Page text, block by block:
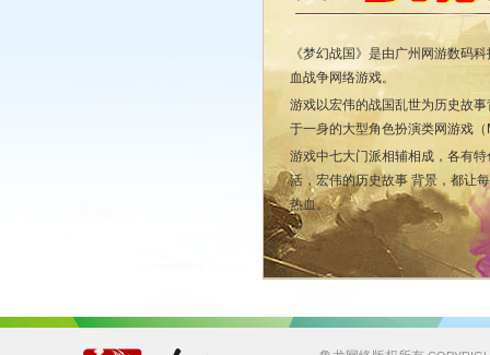
《梦幻战国》是由广州网游数码
血战争网络游戏。
游戏以宏伟的战国乱世为历史故
于一身的大型角色扮演类网游戏
游戏中七大门派相辅相成，各有
活，宏伟的历史故事 背景，都让
热血。